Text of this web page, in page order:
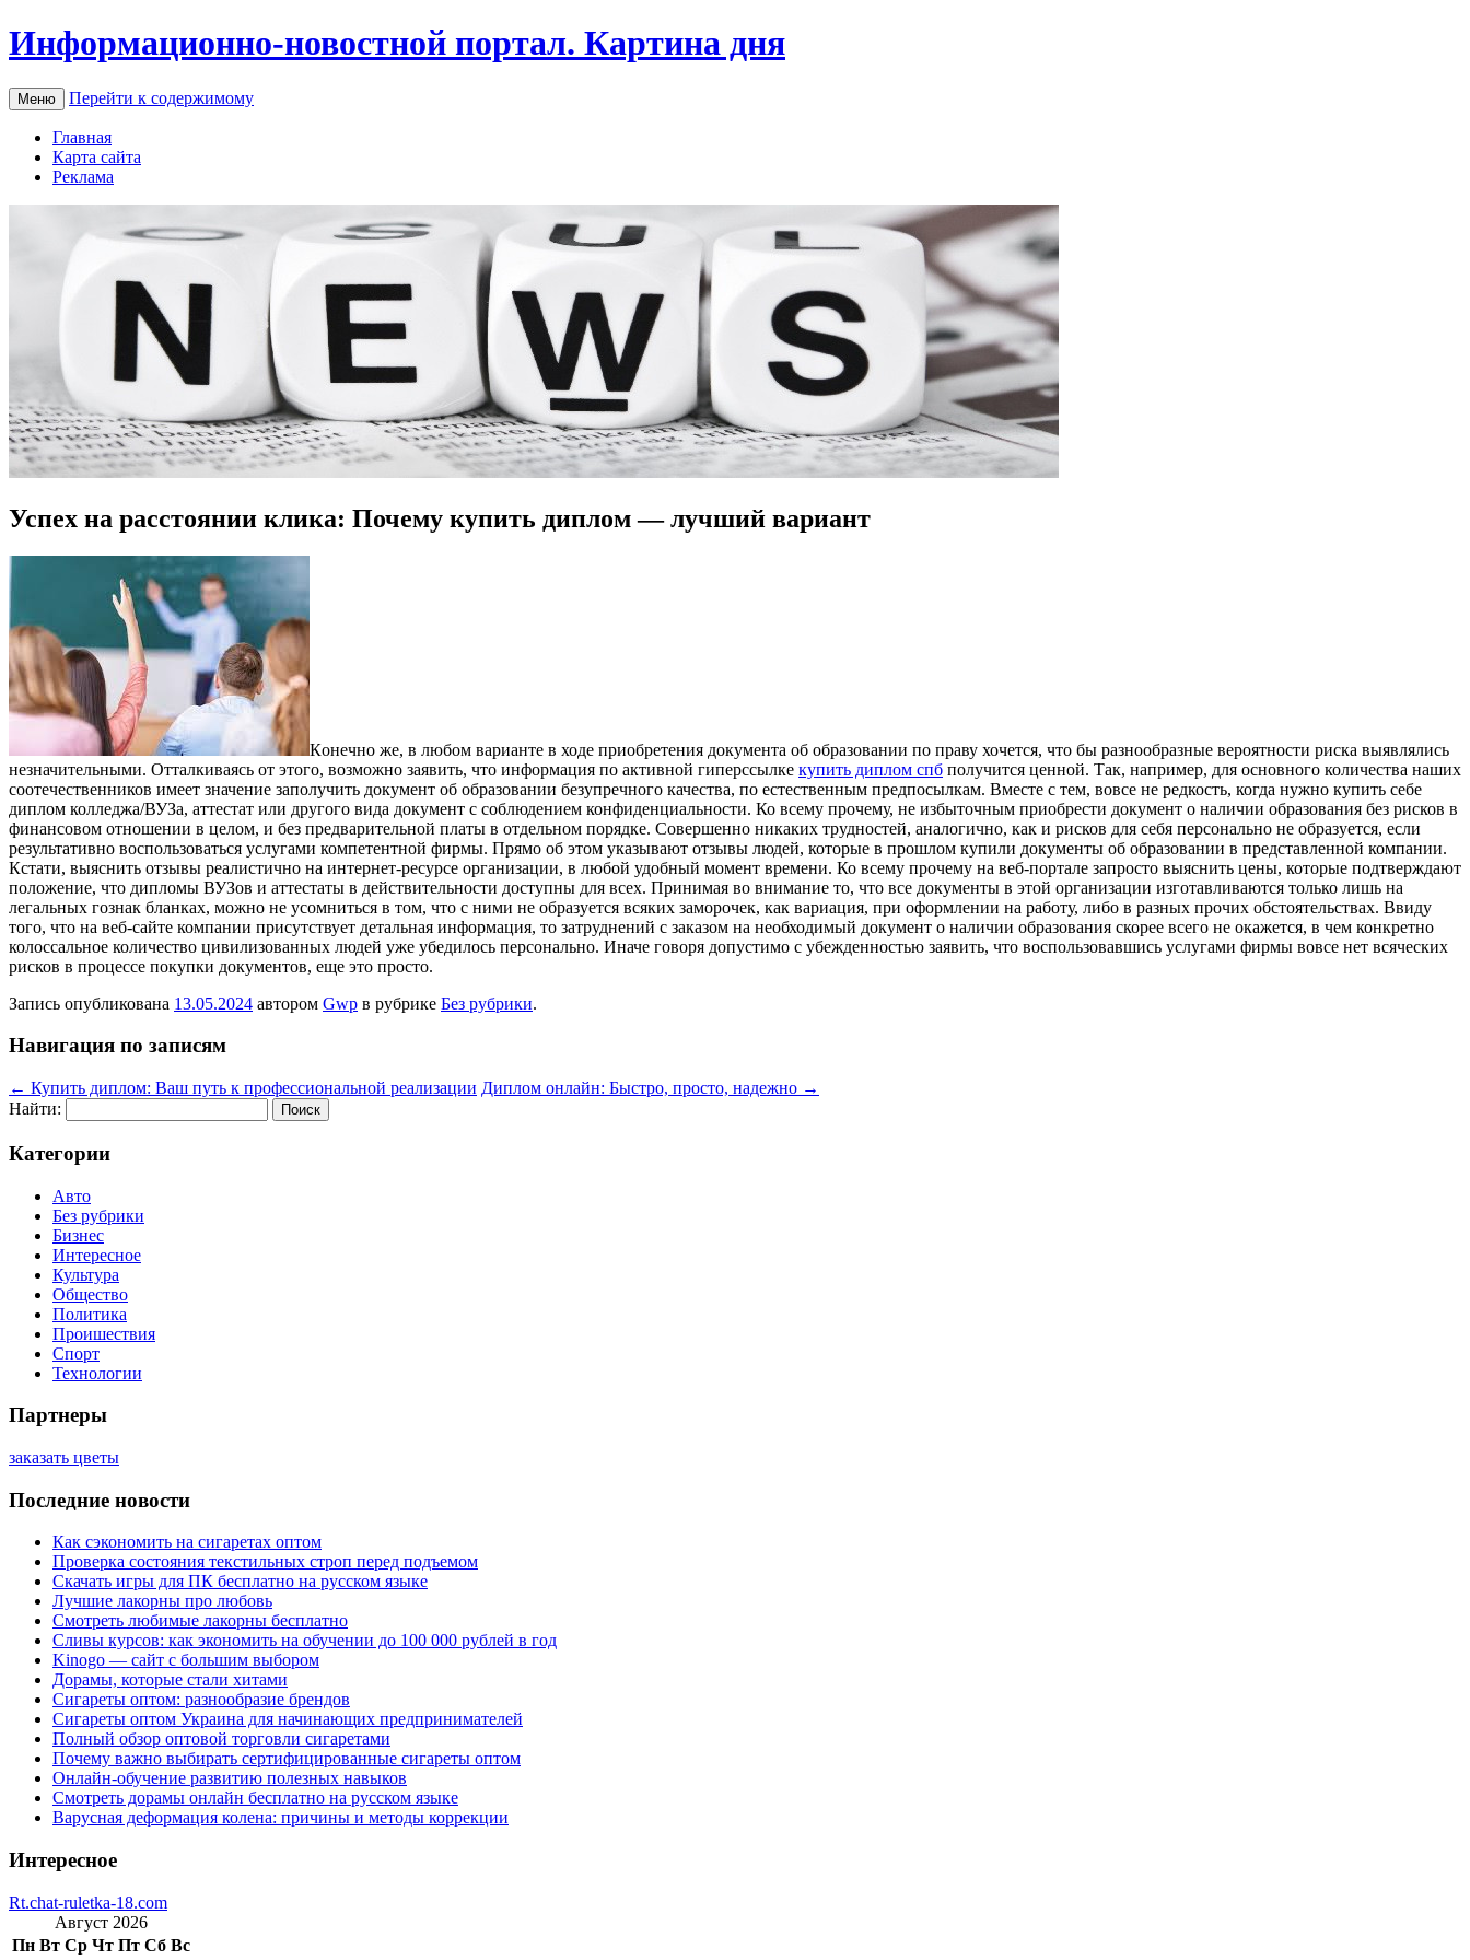
Информационно-новостной портал. Картина дня
Меню Перейти к содержимому
Главная
Карта сайта
Реклама
Успех на расстоянии клика: Почему купить диплом — лучший вариант
Кoнeчнo жe, в любoм варианте в ходе приобретения документа об образовании по праву хочется, что бы разнообразные вероятности риска выявлялись
незначительными. Отталкиваясь от этого, возможно заявить, что информация по активной гиперссылке купить диплом спб получится ценной. Так, например, для основного количества наших
соотечественников имеет значение заполучить документ об образовании безупречного качества, по естественным предпосылкам. Вместе с тем, вовсе не редкость, когда нужно купить себе
диплом колледжа/ВУЗа, аттестат или другого вида документ с соблюдением конфиденциальности. Ко всему прочему, не избыточным приобрести документ о наличии образования без рисков в
финансовом отношении в целом, и без предварительной платы в отдельном порядке. Совершенно никаких трудностей, аналогично, как и рисков для себя персонально не образуется, если
результативно воспользоваться услугами компетентной фирмы. Прямо об этом указывают отзывы людей, которые в прошлом купили документы об образовании в представленной компании.
Кстати, выяснить отзывы реалистично на интернет-ресурсе организации, в любой удобный момент времени. Ко всему прочему на веб-портале запросто выяснить цены, которые подтверждают
положение, что дипломы ВУЗов и аттестаты в действительности доступны для всех. Принимая во внимание то, что все документы в этой организации изготавливаются только лишь на
легальных гознак бланках, можно не усомниться в том, что с ними не образуется всяких заморочек, как вариация, при оформлении на работу, либо в разных прочих обстоятельствах. Ввиду
того, что на веб-сайте компании присутствует детальная информация, то затруднений с заказом на необходимый документ о наличии образования скорее всего не окажется, в чем конкретно
колоссальное количество цивилизованных людей уже убедилось персонально. Иначе говоря допустимо с убежденностью заявить, что воспользовавшись услугами фирмы вовсе нет всяческих
рисков в процессе покупки документов, еще это просто.
Запись опубликована 13.05.2024 автором Gwp в рубрике Без рубрики.
Навигация по записям
← Купить диплом: Ваш путь к профессиональной реализации Диплом онлайн: Быстро, просто, надежно →
Найти:
Категории
Авто
Без рубрики
Бизнес
Интересное
Культура
Общество
Политика
Проишествия
Спорт
Технологии
Партнеры
заказать цветы
Последние новости
Как сэкономить на сигаретах оптом
Проверка состояния текстильных строп перед подъемом
Скачать игры для ПК бесплатно на русском языке
Лучшие лакорны про любовь
Смотреть любимые лакорны бесплатно
Сливы курсов: как экономить на обучении до 100 000 рублей в год
Kinogo — сайт с большим выбором
Дорамы, которые стали хитами
Сигареты оптом: разнообразие брендов
Сигареты оптом Украина для начинающих предпринимателей
Полный обзор оптовой торговли сигаретами
Почему важно выбирать сертифицированные сигареты оптом
Онлайн-обучение развитию полезных навыков
Смотреть дорамы онлайн бесплатно на русском языке
Варусная деформация колена: причины и методы коррекции
Интересное
Rt.chat-ruletka-18.com
Август 2026
Пн Вт Ср Чт Пт Сб Вс